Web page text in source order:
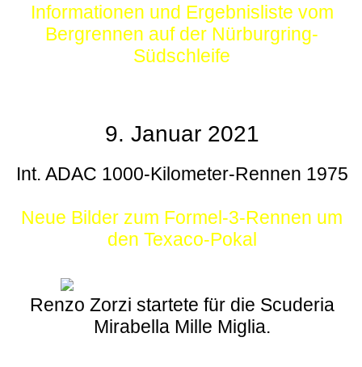
Informationen und Ergebnisliste vom
Bergrennen auf der Nürburgring-
Südschleife
9. Januar 2021
Int. ADAC 1000-Kilometer-Rennen 1975
Neue Bilder zum Formel-3-Rennen um
den Texaco-Pokal
Renzo Zorzi startete für die Scuderia
Mirabella Mille Miglia.